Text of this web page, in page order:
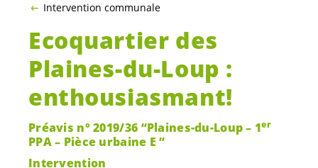
Intervention communale
Ecoquartier des
Plaines-du-Loup :
enthousiasmant!
Préavis n° 2019/36 “Plaines-du-Loup – 1er
PPA – Pièce urbaine E ”
Intervention